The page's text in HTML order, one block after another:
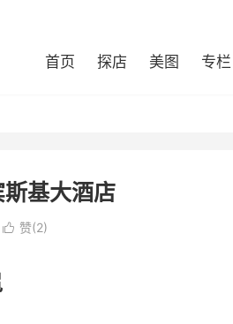
首页 探店 美图 专栏
基大酒店
 赞(2)